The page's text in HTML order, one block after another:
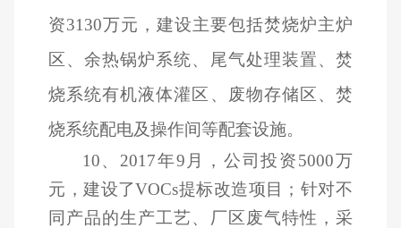
资3130万元，建设主要包括焚烧炉主炉
区、余热锅炉系统、尾气处理装置、焚
烧系统有机液体灌区、废物存储区、焚
烧系统配电及操作间等配套设施。
10、2017年9月，公司投资5000万
元，建设了VOCs提标改造项目；针对不
同产品的生产工艺、厂区废气特性，采